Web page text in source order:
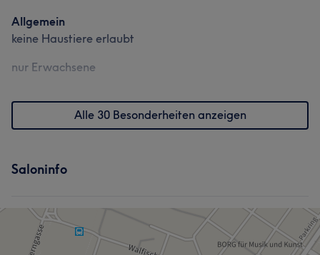
Allgemein
keine Haustiere erlaubt
nur Erwachsene
Alle 30 Besonderheiten anzeigen
Saloninfo